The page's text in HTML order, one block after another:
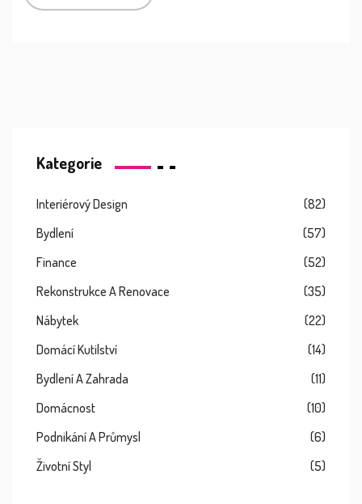
Kategorie
Interiérový Design
(82)
Bydlení
(57)
Finance
(52)
Rekonstrukce A Renovace
(35)
Nábytek
(22)
Domácí Kutilství
(14)
Bydlení A Zahrada
(11)
Domácnost
(10)
Podnikání A Průmysl
(6)
Životní Styl
(5)